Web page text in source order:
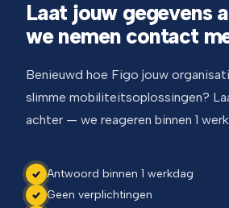
Laat jouw gegevens
we nemen contact
Benieuwd hoe Figo jouw
slimme mobiliteitsoplossingen?
achter — we reageren binnen 1
Antwoord binnen 1 werkdag
Geen verplichtingen